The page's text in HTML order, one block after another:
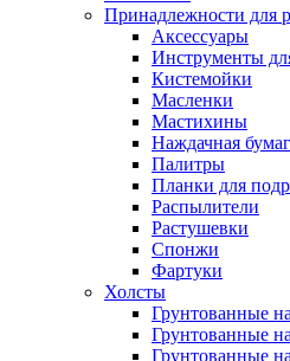
Принадлежности для
Аксессуары
Инструменты
Кистемойки
Масленки
Мастихины
Наждачная
Палитры
Планки для
Распылители
Растушевки
Спонжи
Фартуки
Холсты
Грунтованные
Грунтованные
Грунтованные